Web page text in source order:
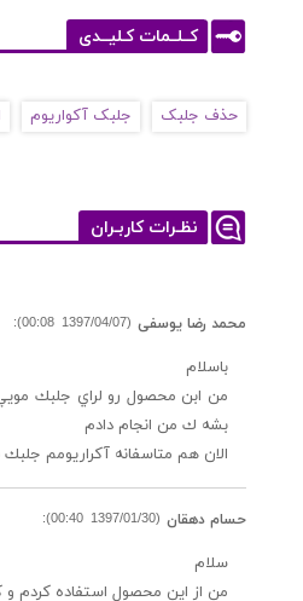
کــلــمات کـلیــدی
حذف جلبک جلبک آکواریوم
نظـرات کاربـران
محمد رضا یوسفی (1397/04/07 00:08):
باسلام
بشه ك من انجام دادم
الان هم متاسفانه آكراريومم
حسام دهقان (1397/01/30 00:40):
سلام
من از این محصول استفاده کردم و